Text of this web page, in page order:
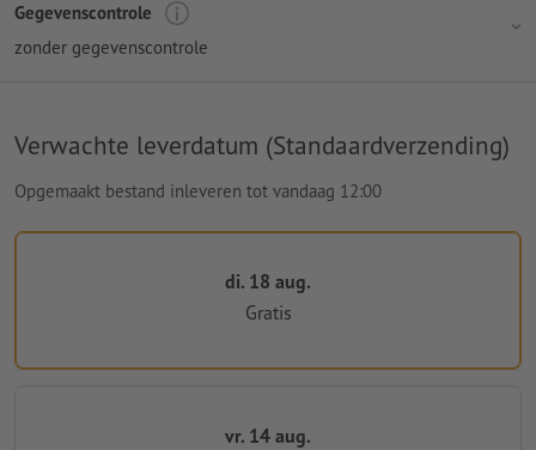
Gegevenscontrole
zonder gegevenscontrole
Verwachte leverdatum (Standaardverzending)
Opgemaakt bestand inleveren tot vandaag 12:00
di. 18 aug.
Gratis
vr. 14 aug.